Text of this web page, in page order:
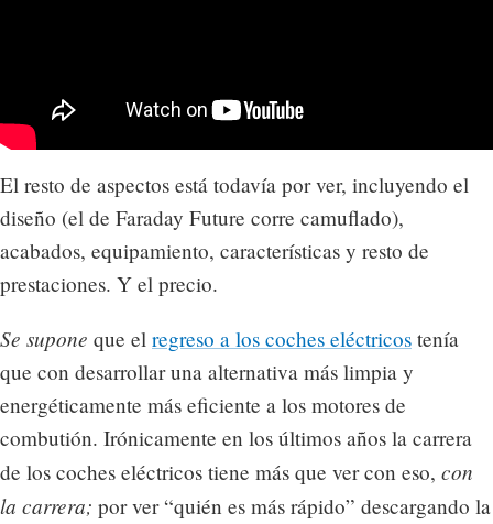
El resto de aspectos está todavía por ver, incluyendo el
diseño (el de Faraday Future corre camuflado),
acabados, equipamiento, características y resto de
prestaciones. Y el precio.
Se supone que el regreso a los coches eléctricos tenía
que con desarrollar una alternativa más limpia y
energéticamente más eficiente a los motores de
combutión. Irónicamente en los últimos años la carrera
de los coches eléctricos tiene más que ver con eso, con
la carrera; por ver “quién es más rápido” descargando la